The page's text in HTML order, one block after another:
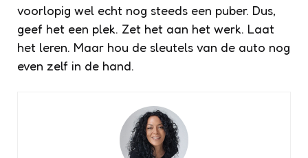
voorlopig wel echt nog steeds een puber. Dus,
geef het een plek. Zet het aan het werk. Laat
het leren. Maar hou de sleutels van de auto nog
even zelf in de hand.